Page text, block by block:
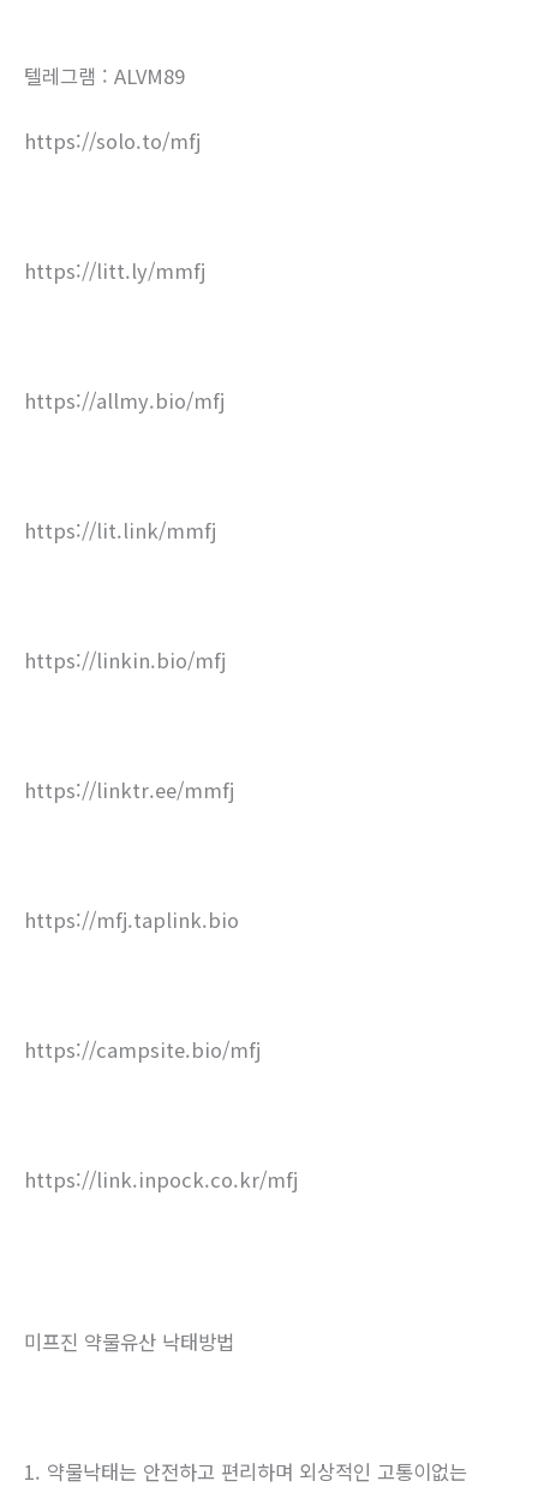
텔레그램 : ALVM89
https://solo.to/mfj
https://litt.ly/mmfj
https://allmy.bio/mfj
https://lit.link/mmfj
https://linkin.bio/mfj
https://linktr.ee/mmfj
https://mfj.taplink.bio
https://campsite.bio/mfj
https://link.inpock.co.kr/mfj
미프진 약물유산 낙태방법
1. 약물낙태는 안전하고 편리하며 외상적인 고통이없는